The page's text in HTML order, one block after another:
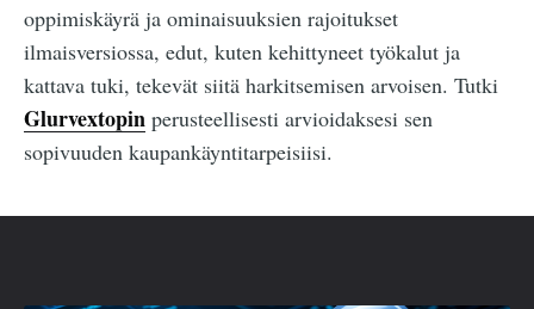
oppimiskäyrä ja ominaisuuksien rajoitukset
ilmaisversiossa, edut, kuten kehittyneet työkalut ja
kattava tuki, tekevät siitä harkitsemisen arvoisen. Tutki
Glurvextopin perusteellisesti arvioidaksesi sen
sopivuuden kaupankäyntitarpeisiisi.